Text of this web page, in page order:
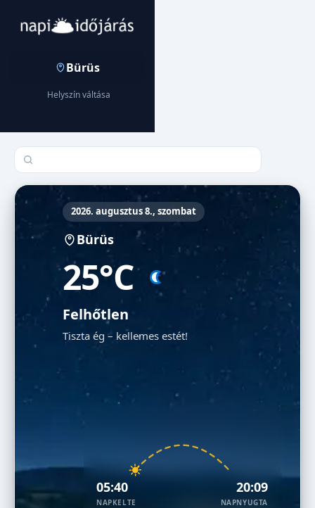
Bürüs
Helyszín váltása
Település keresése
2026. augusztus 8., szombat
Bürüs
25°C
Felhőtlen
Tiszta ég – kellemes estét!
05:40
NAPKELTE
20:09
NAPNYUGTA